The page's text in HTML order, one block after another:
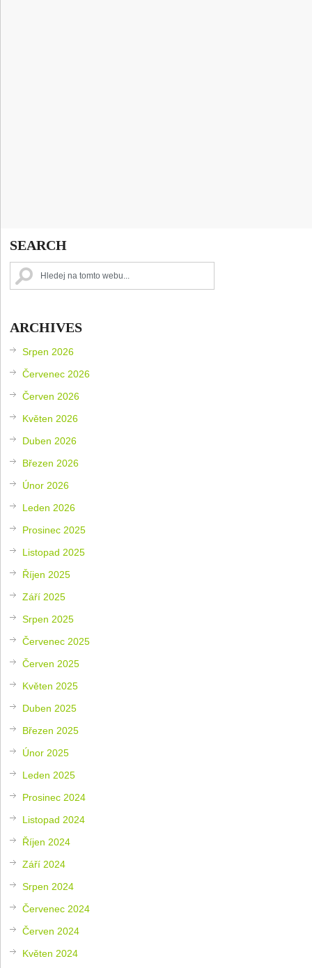
SEARCH
ARCHIVES
Srpen 2026
Červenec 2026
Červen 2026
Květen 2026
Duben 2026
Březen 2026
Únor 2026
Leden 2026
Prosinec 2025
Listopad 2025
Říjen 2025
Září 2025
Srpen 2025
Červenec 2025
Červen 2025
Květen 2025
Duben 2025
Březen 2025
Únor 2025
Leden 2025
Prosinec 2024
Listopad 2024
Říjen 2024
Září 2024
Srpen 2024
Červenec 2024
Červen 2024
Květen 2024